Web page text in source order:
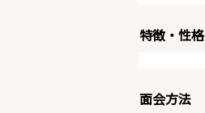
特徴・性格
面会方法